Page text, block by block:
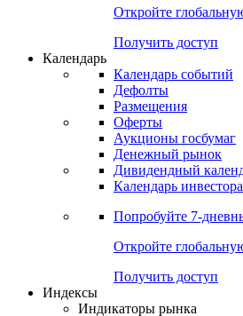
Корпоративные CDS
Попробуйте7-
Откройте
Получить доступ
Календарь
Календарь событий
Дефолты
Размещения
Оферты
Денежный рынок
Календарь инвестора
Попробуйте7-
Откройте